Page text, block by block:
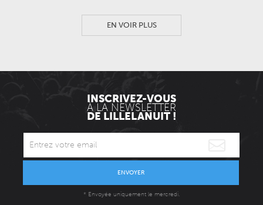
EN VOIR PLUS
INSCRIVEZ-VOUS
À LA NEWSLETTER
DE LILLELANUIT !
ENVOYER
* Envoyée uniquement le mercredi.